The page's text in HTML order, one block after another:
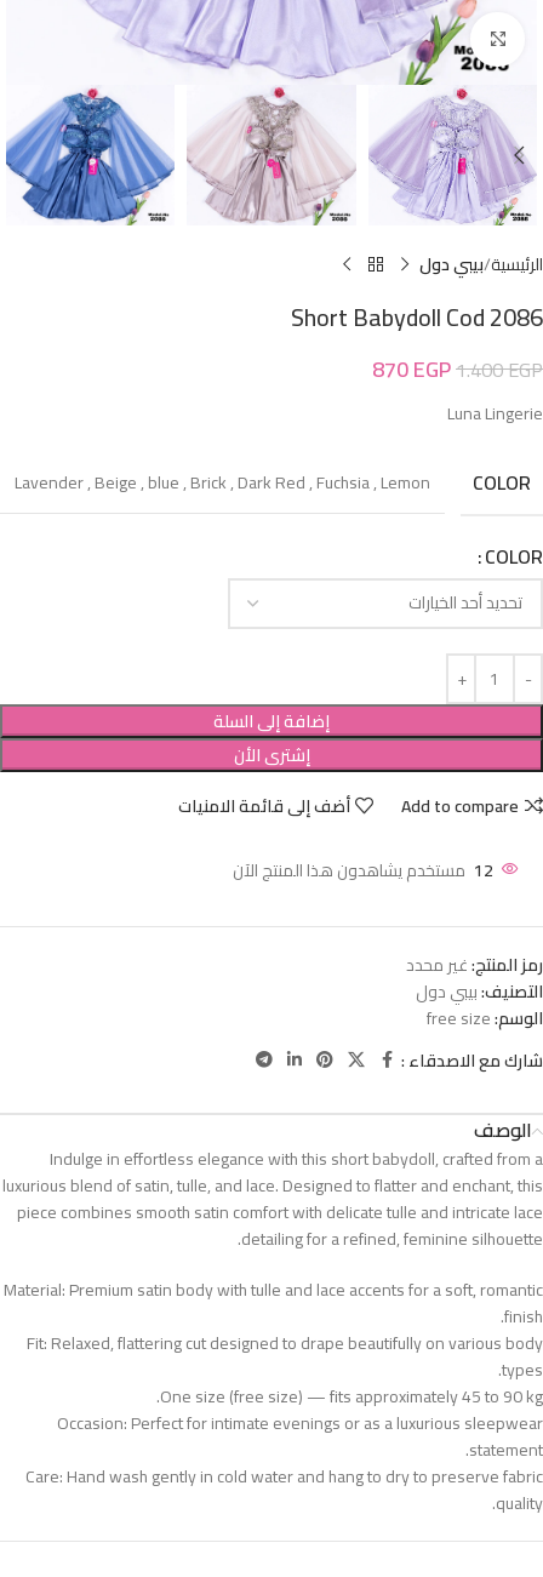
Click to enlarge
الرئيسية بيبي دول
Short Babydoll Cod 2086
1.400EGP
870EGP
Luna Lingerie
COLOR
Lavender,Beige,blue,Brick,Dark Red,Fuchsia,Lemon
COLOR
إضافة إلى السلة
إشترى الأن
Add to compare
أضف إلى قائمة الامنيات
12 مستخدم يشاهدون هذا المنتج الآن
رمز المنتج:غير محدد
التصنيف:بيبي دول
الوسم:free size
شارك مع الاصدقاء :
الوصف
Indulge in effortless elegance with this short babydoll, crafted from a
luxurious blend of satin, tulle, and lace. Designed to flatter and enchant, this
piece combines smooth satin comfort with delicate tulle and intricate lace
detailing for a refined, feminine silhouette.
Material: Premium satin body with tulle and lace accents for a soft, romantic
finish.
Fit: Relaxed, flattering cut designed to drape beautifully on various body
types.
One size (free size) — fits approximately 45 to 90 kg.
Occasion: Perfect for intimate evenings or as a luxurious sleepwear
statement.
Care: Hand wash gently in cold water and hang to dry to preserve fabric
quality.